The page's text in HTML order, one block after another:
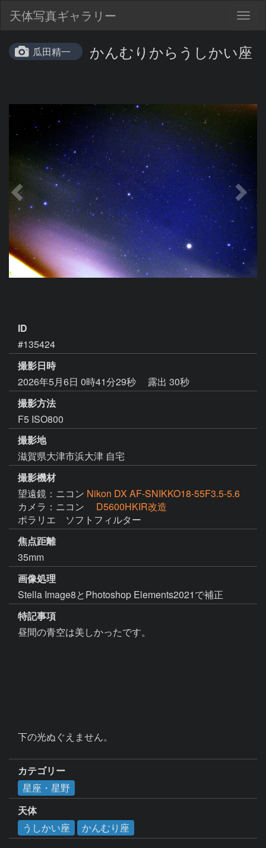
天体写真ギャラリー
瓜田精一 かんむりからうしかい座
ID
#135424
撮影日時
2026年5月6日 0時41分29秒
露出 30秒
撮影方法
F5 ISO800
撮影地
滋賀県大津市浜大津 自宅
撮影機材
望遠鏡：ニコン Nikon DX AF-SNIKKO18-55F3.5-5.6
カメラ：ニコン
D5600HKIR改造
ポラリエ　ソフトフィルター
焦点距離
35mm
画像処理
Stella Image8とPhotoshop Elements2021で補正
特記事項
昼間の青空は美しかったです。
下の光ぬぐえません。
カテゴリー
星座・星野
天体
うしかい座
かんむり座